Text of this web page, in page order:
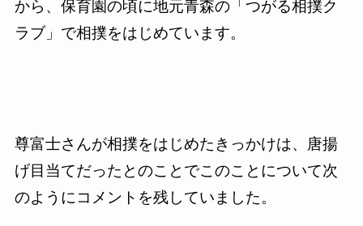
から、保育園の頃に地元青森の「つがる相撲ク
ラブ」で相撲をはじめています。
尊富士さんが相撲をはじめたきっかけは、唐揚
げ目当てだったとのことでこのことについて次
のようにコメントを残していました。